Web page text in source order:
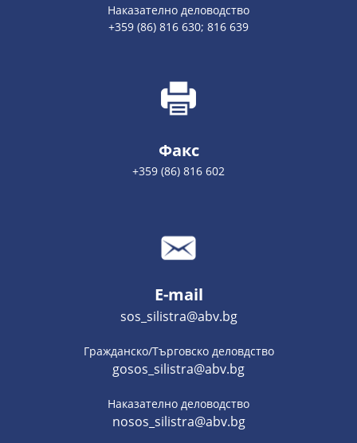
Наказателно деловодство
+359 (86) 816 630; 816 639
Факс
+359 (86) 816 602
E-mail
sos_silistra@abv.bg
Гражданско/Търговско деловдство
gosos_silistra@abv.bg
Наказателно деловодство
nosos_silistra@abv.bg